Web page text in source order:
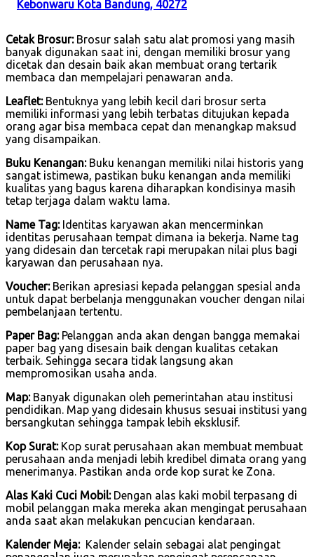
Kebonwaru Kota Bandung, 40272
Cetak Brosur:Brosur salah satu alat promosi yang masih
banyak digunakan saat ini, dengan memiliki brosur yang
dicetak dan desain baik akan membuat orang tertarik
membaca dan mempelajari penawaran anda.
Leaflet:Bentuknya yang lebih kecil dari brosur serta
memiliki informasi yang lebih terbatas ditujukan kepada
orang agar bisa membaca cepat dan menangkap maksud
yang disampaikan.
Buku Kenangan:Buku kenangan memiliki nilai historis yang
sangat istimewa, pastikan buku kenangan anda memiliki
kualitas yang bagus karena diharapkan kondisinya masih
tetap terjaga dalam waktu lama.
Name Tag:Identitas karyawan akan mencerminkan
identitas perusahaan tempat dimana ia bekerja. Name tag
yang didesain dan tercetak rapi merupakan nilai plus bagi
karyawan dan perusahaan nya.
Voucher:Berikan apresiasi kepada pelanggan spesial anda
untuk dapat berbelanja menggunakan voucher dengan nilai
pembelanjaan tertentu.
Paper Bag:Pelanggan anda akan dengan bangga memakai
paper bag yang disesain baik dengan kualitas cetakan
terbaik. Sehingga secara tidak langsung akan
mempromosikan usaha anda.
Map:Banyak digunakan oleh pemerintahan atau institusi
pendidikan. Map yang didesain khusus sesuai institusi yang
bersangkutan sehingga tampak lebih eksklusif.
Kop Surat:Kop surat perusahaan akan membuat membuat
perusahaan anda menjadi lebih kredibel dimata orang yang
menerimanya. Pastikan anda orde kop surat ke Zona.
Alas Kaki Cuci Mobil:Dengan alas kaki mobil terpasang di
mobil pelanggan maka mereka akan mengingat perusahaan
anda saat akan melakukan pencucian kendaraan.
Kalender Meja:Kalender selain sebagai alat pengingat